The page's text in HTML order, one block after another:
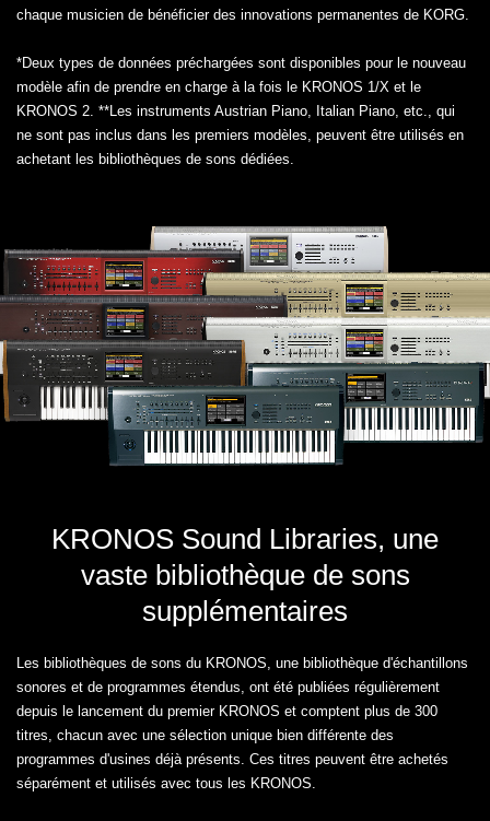
chaque musicien de bénéficier des innovations permanentes de KORG.
*Deux types de données préchargées sont disponibles pour le nouveau
modèle afin de prendre en charge à la fois le KRONOS 1/X et le
KRONOS 2. **Les instruments Austrian Piano, Italian Piano, etc., qui
ne sont pas inclus dans les premiers modèles, peuvent être utilisés en
achetant les bibliothèques de sons dédiées.
KRONOS Sound Libraries, une
vaste bibliothèque de sons
supplémentaires
Les bibliothèques de sons du KRONOS, une bibliothèque d'échantillons
sonores et de programmes étendus, ont été publiées régulièrement
depuis le lancement du premier KRONOS et comptent plus de 300
titres, chacun avec une sélection unique bien différente des
programmes d'usines déjà présents. Ces titres peuvent être achetés
séparément et utilisés avec tous les KRONOS.